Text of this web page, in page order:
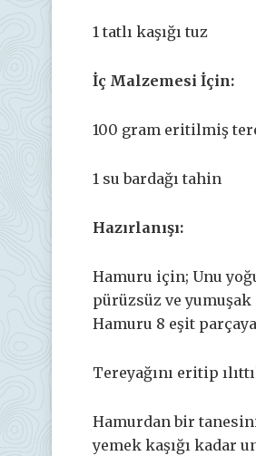
1 tatlı kaşığı tuz
İç Malzemesi İçin:
100 gram eritilmiş
1 su bardağı tahin
Hazırlanışı:
Hamuru için; Unu
pürüzsüz ve yumuşak
Hamuru 8 eşit parçaya
Tereyağını eritip
Hamurdan bir
yemek kaşığı kadar